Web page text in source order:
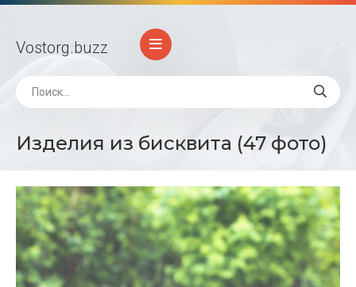
Vostorg.buzz
Изделия из бисквита (47 фото)